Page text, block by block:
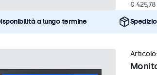
€
a lungo termine
Articolo: